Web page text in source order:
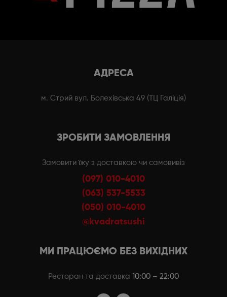
АДРЕСА
м. Стрий вул. Болехівська 49 (ТЦ Галіція)
ЗРОБИТИ ЗАМОВЛЕННЯ
Замовити їжу з доставкою чи самовивіз
(097) 010-4010
(063) 537-5533
(050) 010-4010
@kvadratsushi
МИ ПРАЦЮЄМО БЕЗ ВИХІДНИХ
Ресторан та доставка 10:00 – 22:00